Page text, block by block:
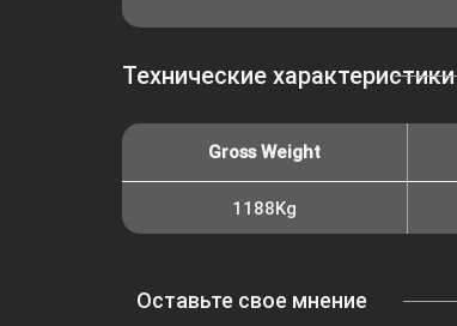
Технические характеристики
Gross Weight
1188Kg
Оставьте свое мнение